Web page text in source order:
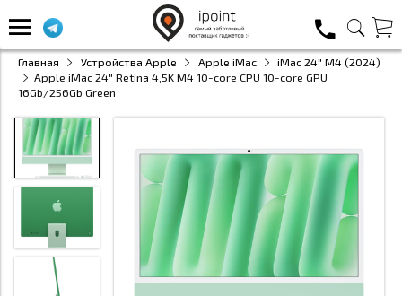
Главная Устройства Apple Apple iMac
iMac 24" M4 (2024)
Apple iMac 24" Retina 4,5K M4 10-core CPU 10-core GPU
16Gb/256Gb Green